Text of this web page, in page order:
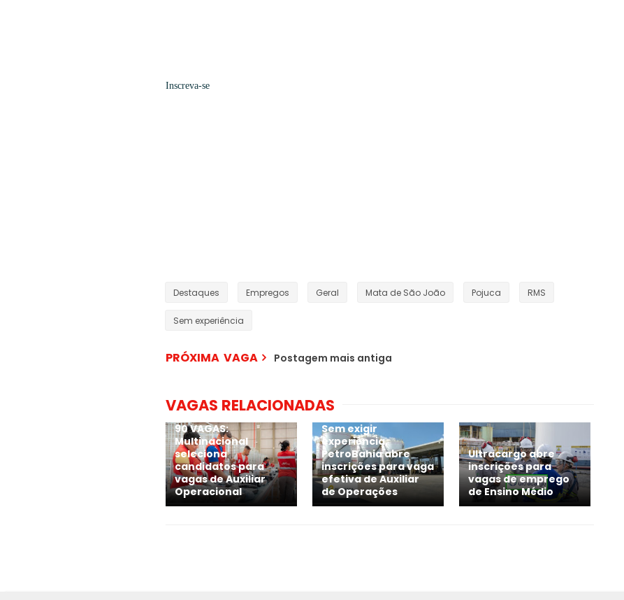
Inscreva-se
Destaques Empregos Geral Mata de São João Pojuca RMS
Sem experiência
PRÓXIMA VAGA Postagem mais antiga
VAGAS RELACIONADAS
90 VAGAS:
Multinacional
seleciona
candidatos para
vagas de Auxiliar
Operacional
Sem exigir
experiência,
PetroBahia abre
inscrições para vaga
efetiva de Auxiliar
de Operações
Ultracargo abre
inscrições para
vagas de emprego
de Ensino Médio